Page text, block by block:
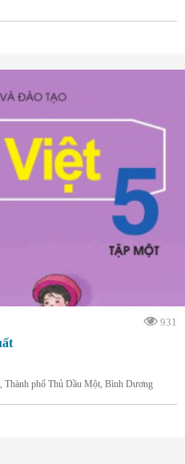
931
phố Thủ Dầu Một, Bình Dương